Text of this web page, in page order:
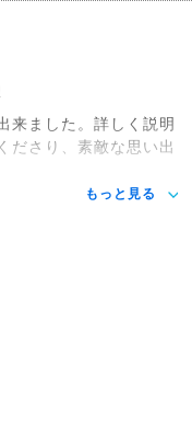
来ました。詳しく説明
ださり、素敵な思い出
もっと見る